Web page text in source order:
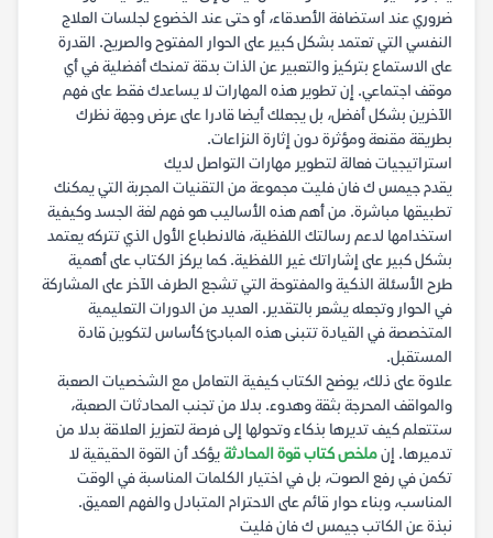
ضروري عند استضافة الأصدقاء، أو حتى عند الخضوع لجلسات العلاج
النفسي التي تعتمد بشكل كبير على الحوار المفتوح والصريح. القدرة
على الاستماع بتركيز والتعبير عن الذات بدقة تمنحك أفضلية في أي
موقف اجتماعي. إن تطوير هذه المهارات لا يساعدك فقط على فهم
الآخرين بشكل أفضل، بل يجعلك أيضا قادرا على عرض وجهة نظرك
بطريقة مقنعة ومؤثرة دون إثارة النزاعات.
استراتيجيات فعالة لتطوير مهارات التواصل لديك
يقدم جيمس ك فان فليت مجموعة من التقنيات المجربة التي يمكنك
تطبيقها مباشرة. من أهم هذه الأساليب هو فهم لغة الجسد وكيفية
استخدامها لدعم رسالتك اللفظية، فالانطباع الأول الذي تتركه يعتمد
بشكل كبير على إشاراتك غير اللفظية. كما يركز الكتاب على أهمية
طرح الأسئلة الذكية والمفتوحة التي تشجع الطرف الآخر على المشاركة
في الحوار وتجعله يشعر بالتقدير. العديد من الدورات التعليمية
المتخصصة في القيادة تتبنى هذه المبادئ كأساس لتكوين قادة
المستقبل.
علاوة على ذلك، يوضح الكتاب كيفية التعامل مع الشخصيات الصعبة
والمواقف المحرجة بثقة وهدوء. بدلا من تجنب المحادثات الصعبة،
ستتعلم كيف تديرها بذكاء وتحولها إلى فرصة لتعزيز العلاقة بدلا من
تدميرها. إنملخص كتاب قوة المحادثةيؤكد أن القوة الحقيقية لا
تكمن في رفع الصوت، بل في اختيار الكلمات المناسبة في الوقت
المناسب، وبناء حوار قائم على الاحترام المتبادل والفهم العميق.
نبذة عن الكاتب جيمس ك فان فليت